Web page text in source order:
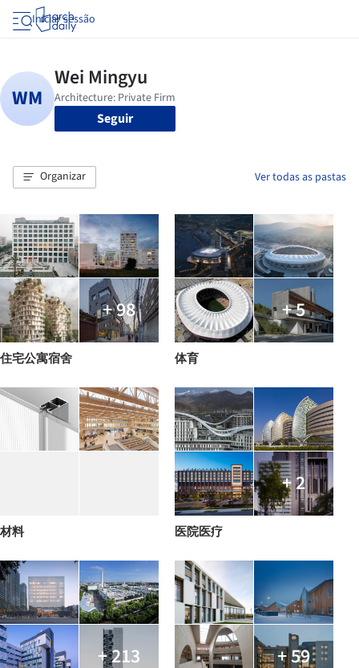
Iniciar sessão
Seguir
Organizar Ver todas as pastas
+ 98
住宅公寓宿舍
+ 5
体育
材料
+ 2
医院医疗
+ 213 + 59